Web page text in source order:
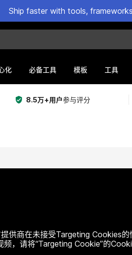
Ship faster with tools,
化 必备工具 模板 工具
8.5万+用户参与评分
供商在未接受Targeting Cookies
，请将“Targeting Cookie”的